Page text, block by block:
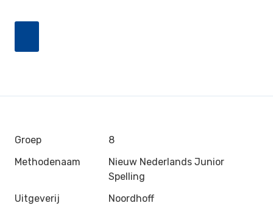
Groep
8
Methodenaam
Nieuw Nederlands Junior
Spelling
Uitgeverij
Noordhoff